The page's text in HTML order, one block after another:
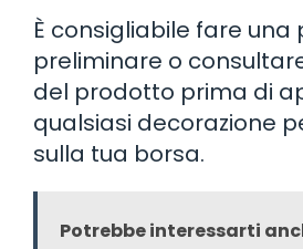
È consigliabile fare una
preliminare o
del prodotto prima di
qualsiasi decorazione
sulla tua borsa.
Potrebbe interessarti